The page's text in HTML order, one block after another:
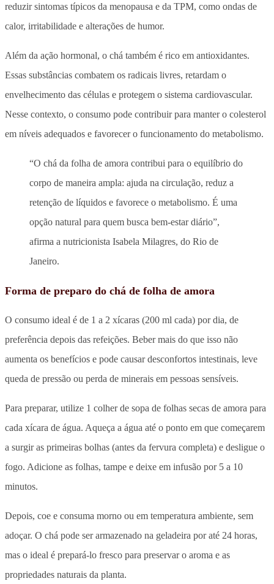
reduzir sintomas típicos da menopausa e da TPM, como ondas de
calor, irritabilidade e alterações de humor.
Além da ação hormonal, o chá também é rico em antioxidantes.
Essas substâncias combatem os radicais livres, retardam o
envelhecimento das células e protegem o sistema cardiovascular.
Nesse contexto, o consumo pode contribuir para manter o colesterol
em níveis adequados e favorecer o funcionamento do metabolismo.
“O chá da folha de amora contribui para o equilíbrio do
corpo de maneira ampla: ajuda na circulação, reduz a
retenção de líquidos e favorece o metabolismo. É uma
opção natural para quem busca bem-estar diário”,
afirma a nutricionista Isabela Milagres, do Rio de
Janeiro.
Forma de preparo do chá de folha de amora
O consumo ideal é de 1 a 2 xícaras (200 ml cada) por dia, de
preferência depois das refeições. Beber mais do que isso não
aumenta os benefícios e pode causar desconfortos intestinais, leve
queda de pressão ou perda de minerais em pessoas sensíveis.
Para preparar, utilize 1 colher de sopa de folhas secas de amora para
cada xícara de água. Aqueça a água até o ponto em que começarem
a surgir as primeiras bolhas (antes da fervura completa) e desligue o
fogo. Adicione as folhas, tampe e deixe em infusão por 5 a 10
minutos.
Depois, coe e consuma morno ou em temperatura ambiente, sem
adoçar. O chá pode ser armazenado na geladeira por até 24 horas,
mas o ideal é prepará-lo fresco para preservar o aroma e as
propriedades naturais da planta.